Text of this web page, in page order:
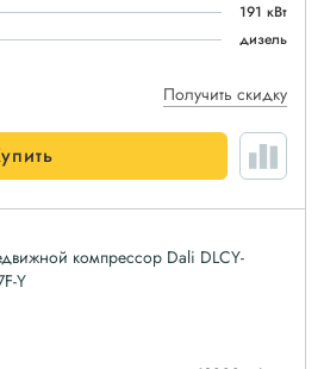
191 кВт
дизель
Получить скидку
компрессор Dali DLCY-
Y